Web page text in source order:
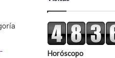
Horóscopo